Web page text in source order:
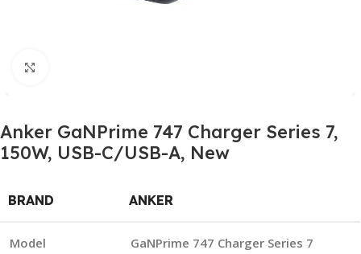
Anker GaNPrime 747 Charger Series 7,
150W, USB-C/USB-A, New
BRAND ANKER
Model GaNPrime 747 Charger Series 7